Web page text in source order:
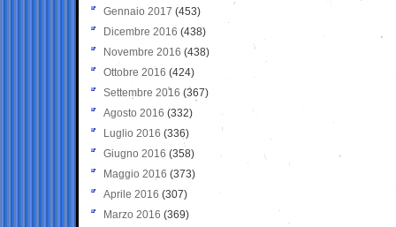
Gennaio 2017 (453)
Dicembre 2016 (438)
Novembre 2016 (438)
Ottobre 2016 (424)
Settembre 2016 (367)
Agosto 2016 (332)
Luglio 2016 (336)
Giugno 2016 (358)
Maggio 2016 (373)
Aprile 2016 (307)
Marzo 2016 (369)